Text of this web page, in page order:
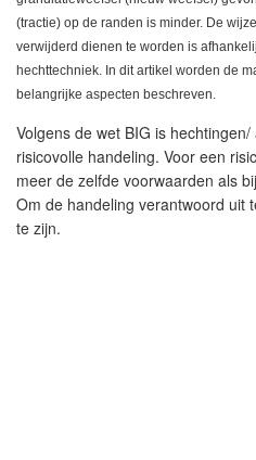
(tractie) op de randen is minder. De
verwijderd dienen te worden is
hechttechniek. In dit artikel worden de
belangrijke aspecten beschreven.
Volgens de wet BIG is
risicovolle handeling. Voor een
meer de zelfde voorwaarden als
Om de handeling verantwoord uit
te zijn.